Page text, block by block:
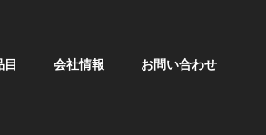
目 会社情報 お問い合わせ